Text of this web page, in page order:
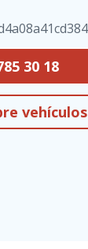
30 18
vehículos